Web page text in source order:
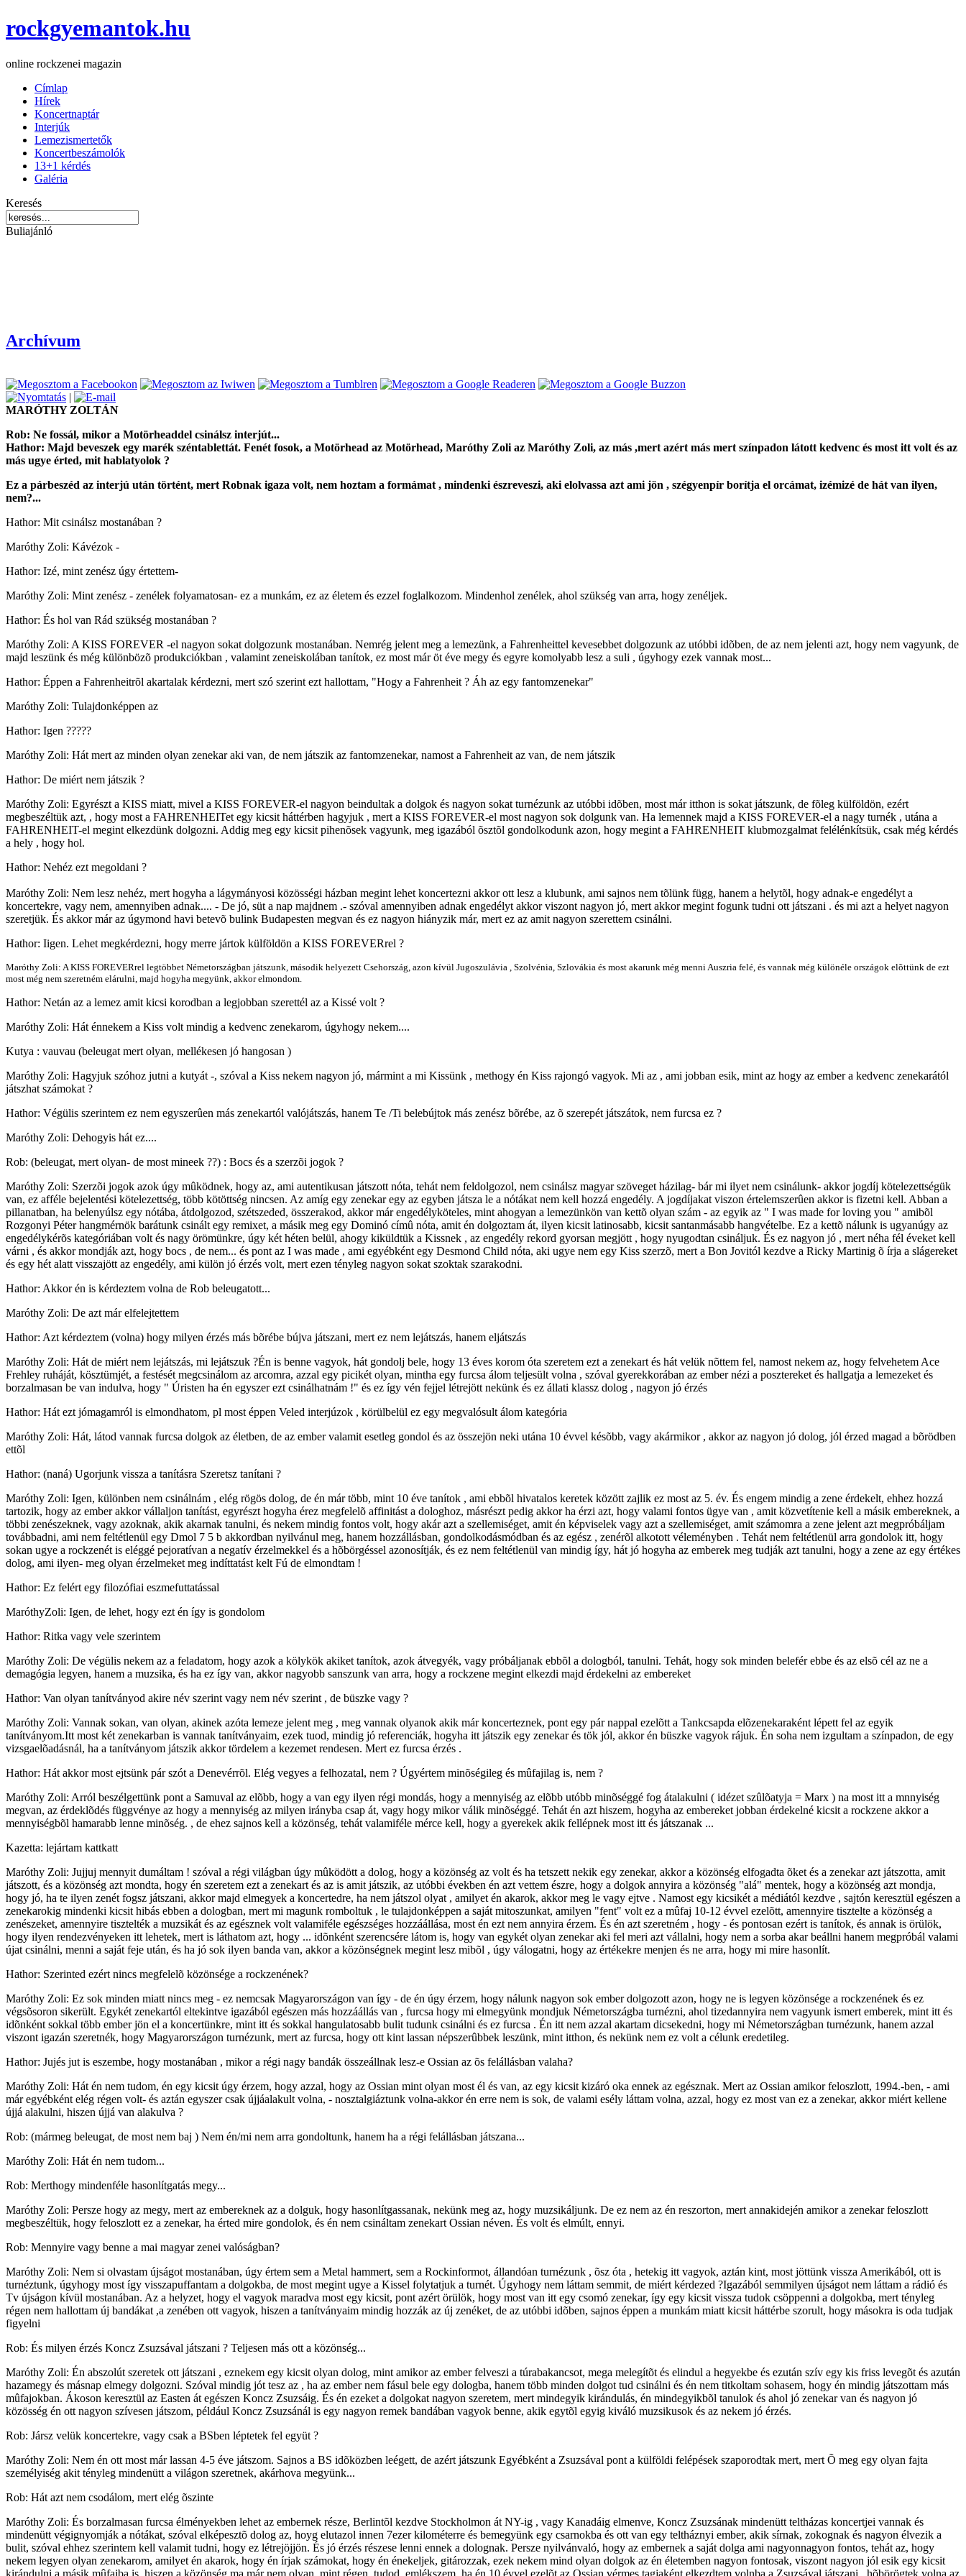
rockgyemantok.hu
online rockzenei magazin
Címlap
Hírek
Koncertnaptár
Interjúk
Lemezismertetők
Koncertbeszámolók
13+1 kérdés
Galéria
Keresés
Buliajánló
Archívum
|
MARÓTHY ZOLTÁN
Rob: Ne fossál, mikor a Motörheaddel csinálsz interjút...
Hathor: Majd beveszek egy marék széntablettát. Fenét fosok, a Motörhead az Motörhead, Maróthy Zoli az Maróthy Zoli, az más ,mert azért más mert színpadon látott kedvenc és most itt volt és az
más ugye érted, mit hablatyolok ?
Ez a párbeszéd az interjú után történt, mert Robnak igaza volt, nem hoztam a formámat , mindenki észreveszi, aki elolvassa azt ami jön , szégyenpír borítja el orcámat, izémizé de hát van ilyen,
nem?...
Hathor: Mit csinálsz mostanában ?
Maróthy Zoli: Kávézok -
Hathor: Izé, mint zenész úgy értettem-
Maróthy Zoli: Mint zenész - zenélek folyamatosan- ez a munkám, ez az életem és ezzel foglalkozom. Mindenhol zenélek, ahol szükség van arra, hogy zenéljek.
Hathor: És hol van Rád szükség mostanában ?
Maróthy Zoli: A KISS FOREVER -el nagyon sokat dolgozunk mostanában. Nemrég jelent meg a lemezünk, a Fahrenheittel kevesebbet dolgozunk az utóbbi idõben, de az nem jelenti azt, hogy nem vagyunk, de
majd leszünk és még különbözõ produkciókban , valamint zeneiskolában tanítok, ez most már öt éve megy és egyre komolyabb lesz a suli , úgyhogy ezek vannak most...
Hathor: Éppen a Fahrenheitrõl akartalak kérdezni, mert szó szerint ezt hallottam, "Hogy a Fahrenheit ? Áh az egy fantomzenekar"
Maróthy Zoli: Tulajdonképpen az
Hathor: Igen ?????
Maróthy Zoli: Hát mert az minden olyan zenekar aki van, de nem játszik az fantomzenekar, namost a Fahrenheit az van, de nem játszik
Hathor: De miért nem játszik ?
Maróthy Zoli: Egyrészt a KISS miatt, mivel a KISS FOREVER-el nagyon beindultak a dolgok és nagyon sokat turnézunk az utóbbi idõben, most már itthon is sokat játszunk, de fõleg külföldön, ezért
megbeszéltük azt, , hogy most a FAHRENHEITet egy kicsit háttérben hagyjuk , mert a KISS FOREVER-el most nagyon sok dolgunk van. Ha lemennek majd a KISS FOREVER-el a nagy turnék , utána a
FAHRENHEIT-el megint elkezdünk dolgozni. Addig meg egy kicsit pihenõsek vagyunk, meg igazából õsztõl gondolkodunk azon, hogy megint a FAHRENHEIT klubmozgalmat felélénkítsük, csak még kérdés
a hely , hogy hol.
Hathor: Nehéz ezt megoldani ?
Maróthy Zoli: Nem lesz nehéz, mert hogyha a lágymányosi közösségi házban megint lehet koncertezni akkor ott lesz a klubunk, ami sajnos nem tõlünk függ, hanem a helytõl, hogy adnak-e engedélyt a
koncertekre, vagy nem, amennyiben adnak.... - De jó, süt a nap majdnem .- szóval amennyiben adnak engedélyt akkor viszont nagyon jó, mert akkor megint fogunk tudni ott játszani . és mi azt a helyet nagyon
szeretjük. És akkor már az úgymond havi betevõ bulink Budapesten megvan és ez nagyon hiányzik már, mert ez az amit nagyon szerettem csinálni.
Hathor: Iigen. Lehet megkérdezni, hogy merre jártok külföldön a KISS FOREVERrel ?
Maróthy Zoli: A KISS FOREVERrel legtöbbet Németországban játszunk, második helyezett Csehország, azon kívül Jugoszulávia , Szolvénia, Szlovákia és most akarunk még menni Auszria felé, és vannak még különéle országok elõttünk de ezt
most még nem szeretném elárulni, majd hogyha megyünk, akkor elmondom.
Hathor: Netán az a lemez amit kicsi korodban a legjobban szerettél az a Kissé volt ?
Maróthy Zoli: Hát énnekem a Kiss volt mindig a kedvenc zenekarom, úgyhogy nekem....
Kutya : vauvau (beleugat mert olyan, mellékesen jó hangosan )
Maróthy Zoli: Hagyjuk szóhoz jutni a kutyát -, szóval a Kiss nekem nagyon jó, mármint a mi Kissünk , methogy én Kiss rajongó vagyok. Mi az , ami jobban esik, mint az hogy az ember a kedvenc zenekarától
játszhat számokat ?
Hathor: Végülis szerintem ez nem egyszerûen más zenekartól valójátszás, hanem Te /Ti belebújtok más zenész bõrébe, az õ szerepét játszátok, nem furcsa ez ?
Maróthy Zoli: Dehogyis hát ez....
Rob: (beleugat, mert olyan- de most mineek ??) : Bocs és a szerzõi jogok ?
Maróthy Zoli: Szerzõi jogok azok úgy mûködnek, hogy az, ami autentikusan játszott nóta, tehát nem feldolgozol, nem csinálsz magyar szöveget házilag- bár mi ilyet nem csinálunk- akkor jogdíj kötelezettségük
van, ez afféle bejelentési kötelezettség, több kötöttség nincsen. Az amíg egy zenekar egy az egyben játsza le a nótákat nem kell hozzá engedély. A jogdíjakat viszon értelemszerûen akkor is fizetni kell. Abban a
pillanatban, ha belenyúlsz egy nótába, átdolgozod, szétszeded, összerakod, akkor már engedélyköteles, mint ahogyan a lemezünkön van kettõ olyan szám - az egyik az " I was made for loving you " amibõl
Rozgonyi Péter hangmérnök barátunk csinált egy remixet, a másik meg egy Dominó címû nóta, amit én dolgoztam át, ilyen kicsit latinosabb, kicsit santanmásabb hangvételbe. Ez a kettõ nálunk is ugyanúgy az
engedélykérõs kategóriában volt és nagy örömünkre, úgy két héten belül, ahogy kiküldtük a Kissnek , az engedély rekord gyorsan megjött , hogy nyugodtan csináljuk. És ez nagyon jó , mert néha fél éveket kell
várni , és akkor mondják azt, hogy bocs , de nem... és pont az I was made , ami egyébként egy Desmond Child nóta, aki ugye nem egy Kiss szerzõ, mert a Bon Jovitól kezdve a Ricky Martinig õ írja a slágereket
és egy hét alatt visszajött az engedély, ami külön jó érzés volt, mert ezen tényleg nagyon sokat szoktak szarakodni.
Hathor: Akkor én is kérdeztem volna de Rob beleugatott...
Maróthy Zoli: De azt már elfelejtettem
Hathor: Azt kérdeztem (volna) hogy milyen érzés más bõrébe bújva játszani, mert ez nem lejátszás, hanem eljátszás
Maróthy Zoli: Hát de miért nem lejátszás, mi lejátszuk ?Én is benne vagyok, hát gondolj bele, hogy 13 éves korom óta szeretem ezt a zenekart és hát velük nõttem fel, namost nekem az, hogy felvehetem Ace
Frehley ruháját, kösztümjét, a festését megcsinálom az arcomra, azzal egy picikét olyan, mintha egy furcsa álom teljesült volna , szóval gyerekkorában az ember nézi a posztereket és hallgatja a lemezeket és
borzalmasan be van indulva, hogy " Úristen ha én egyszer ezt csinálhatnám !" és ez így vén fejjel létrejött nekünk és ez állati klassz dolog , nagyon jó érzés
Hathor: Hát ezt jómagamról is elmondhatom, pl most éppen Veled interjúzok , körülbelül ez egy megvalósult álom kategória
Maróthy Zoli: Hát, látod vannak furcsa dolgok az életben, de az ember valamit esetleg gondol és az összejön neki utána 10 évvel késõbb, vagy akármikor , akkor az nagyon jó dolog, jól érzed magad a bõrödben
ettõl
Hathor: (naná) Ugorjunk vissza a tanításra Szeretsz tanítani ?
Maróthy Zoli: Igen, különben nem csinálnám , elég rögös dolog, de én már több, mint 10 éve tanítok , ami ebbõl hivatalos keretek között zajlik ez most az 5. év. És engem mindig a zene érdekelt, ehhez hozzá
tartozik, hogy az ember akkor vállaljon tanítást, egyrészt hogyha érez megfelelõ affinitást a dologhoz, másrészt pedig akkor ha érzi azt, hogy valami fontos ügye van , amit közvetítenie kell a másik embereknek, a
többi zenészeknek, vagy azoknak, akik akarnak tanulni, és nekem mindig fontos volt, hogy akár azt a szellemiséget, amit én képviselek vagy azt a szellemiséget, amit számomra a zene jelent azt megpróbáljam
továbbadni, ami nem feltétlenül egy Dmol 7 5 b akkordban nyilvánul meg, hanem hozzállásban, gondolkodásmódban és az egész , zenérõl alkotott véleményben . Tehát nem feltétlenül arra gondolok itt, hogy
sokan ugye a rockzenét is eléggé pejoratívan a negatív érzelmekkel és a hõbörgéssel azonosítják, és ez nem feltétlenül van mindig így, hát jó hogyha az emberek meg tudják azt tanulni, hogy a zene az egy értékes
dolog, ami ilyen- meg olyan érzelmeket meg indíttatást kelt Fú de elmondtam !
Hathor: Ez felért egy filozófiai eszmefuttatással
MaróthyZoli: Igen, de lehet, hogy ezt én így is gondolom
Hathor: Ritka vagy vele szerintem
Maróthy Zoli: De végülis nekem az a feladatom, hogy azok a kölykök akiket tanítok, azok átvegyék, vagy próbáljanak ebbõl a dologból, tanulni. Tehát, hogy sok minden belefér ebbe és az elsõ cél az ne a
demagógia legyen, hanem a muzsika, és ha ez így van, akkor nagyobb sanszunk van arra, hogy a rockzene megint elkezdi majd érdekelni az embereket
Hathor: Van olyan tanítványod akire név szerint vagy nem név szerint , de büszke vagy ?
Maróthy Zoli: Vannak sokan, van olyan, akinek azóta lemeze jelent meg , meg vannak olyanok akik már koncerteznek, pont egy pár nappal ezelõtt a Tankcsapda elõzenekaraként lépett fel az egyik
tanítványom.Itt most két zenekarban is vannak tanítványaim, ezek tuod, mindig jó referenciák, hogyha itt játszik egy zenekar és tök jól, akkor én büszke vagyok rájuk. Én soha nem izgultam a színpadon, de egy
vizsgaelõadásnál, ha a tanítványom játszik akkor tördelem a kezemet rendesen. Mert ez furcsa érzés .
Hathor: Hát akkor most ejtsünk pár szót a Denevérrõl. Elég vegyes a felhozatal, nem ? Úgyértem minõségileg és mûfajilag is, nem ?
Maróthy Zoli: Arról beszélgettünk pont a Samuval az elõbb, hogy a van egy ilyen régi mondás, hogy a mennyiség az elõbb utóbb minõséggé fog átalakulni ( idézet szûlõatyja = Marx ) na most itt a mnnyiség
megvan, az érdeklõdés függvénye az hogy a mennyiség az milyen irányba csap át, vagy hogy mikor válik minõséggé. Tehát én azt hiszem, hogyha az embereket jobban érdekelné kicsit a rockzene akkor a
mennyiségbõl hamarabb lenne minõség. , de ehez sajnos kell a közönség, tehát valamiféle mérce kell, hogy a gyerekek akik fellépnek most itt és játszanak ...
Kazetta: lejártam kattkatt
Maróthy Zoli: Jujjuj mennyit dumáltam ! szóval a régi világban úgy mûködött a dolog, hogy a közönség az volt és ha tetszett nekik egy zenekar, akkor a közönség elfogadta õket és a zenekar azt játszotta, amit
játszott, és a közönség azt mondta, hogy én szeretem ezt a zenekart és az is amit játszik, az utóbbi években én azt vettem észre, hogy a dolgok annyira a közönség "alá" mentek, hogy a közönség azt mondja,
hogy jó, ha te ilyen zenét fogsz játszani, akkor majd elmegyek a koncertedre, ha nem játszol olyat , amilyet én akarok, akkor meg le vagy ejtve . Namost egy kicsikét a médiától kezdve , sajtón keresztül egészen a
zenekarokig mindenki kicsit hibás ebben a dologban, mert mi magunk romboltuk , le tulajdonképpen a saját mitoszunkat, amilyen "fent" volt ez a mûfaj 10-12 évvel ezelõtt, amennyire tisztelte a közönség a
zenészeket, amennyire tisztelték a muzsikát és az egésznek volt valamiféle egészséges hozzáállása, most én ezt nem annyira érzem. És én azt szeretném , hogy - és pontosan ezért is tanítok, és annak is örülök,
hogy ilyen rendezvényeken itt lehetek, mert is láthatom azt, hogy ... idõnként szerencsére látom is, hogy van egykét olyan zenekar aki fel meri azt vállalni, hogy nem a sorba akar beállni hanem megpróbál valami
újat csinálni, menni a saját feje után, és ha jó sok ilyen banda van, akkor a közönségnek megint lesz mibõl , úgy válogatni, hogy az értékekre menjen és ne arra, hogy mi mire hasonlít.
Hathor: Szerinted ezért nincs megfelelõ közönsége a rockzenének?
Maróthy Zoli: Ez sok minden miatt nincs meg - ez nemcsak Magyarországon van így - de én úgy érzem, hogy nálunk nagyon sok ember dolgozott azon, hogy ne is legyen közönsége a rockzenének és ez
végsõsoron sikerült. Egykét zenekartól eltekintve igazából egészen más hozzáállás van , furcsa hogy mi elmegyünk mondjuk Németországba turnézni, ahol tizedannyira nem vagyunk ismert emberek, mint itt és
idõnként sokkal több ember jön el a koncertünkre, mint itt és sokkal hangulatosabb bulit tudunk csinálni és ez furcsa . Én itt nem azzal akartam dicsekedni, hogy mi Németországban turnézunk, hanem azzal
viszont igazán szeretnék, hogy Magyarországon turnézunk, mert az furcsa, hogy ott kint lassan népszerûbbek leszünk, mint itthon, és nekünk nem ez volt a célunk eredetileg.
Hathor: Jujés jut is eszembe, hogy mostanában , mikor a régi nagy bandák összeállnak lesz-e Ossian az õs felállásban valaha?
Maróthy Zoli: Hát én nem tudom, én egy kicsit úgy érzem, hogy azzal, hogy az Ossian mint olyan most él és van, az egy kicsit kizáró oka ennek az egésznak. Mert az Ossian amikor feloszlott, 1994.-ben, - ami
már egyébként elég régen volt- és aztán egyszer csak újjáalakult volna, - nosztalgiáztunk volna-akkor én erre nem is sok, de valami esély láttam volna, azzal, hogy ez most van ez a zenekar, akkor miért kellene
újjá alakulni, hiszen újjá van alakulva ?
Rob: (mármeg beleugat, de most nem baj ) Nem én/mi nem arra gondoltunk, hanem ha a régi felállásban játszana...
Maróthy Zoli: Hát én nem tudom...
Rob: Merthogy mindenféle hasonlítgatás megy...
Maróthy Zoli: Persze hogy az megy, mert az embereknek az a dolguk, hogy hasonlítgassanak, nekünk meg az, hogy muzsikáljunk. De ez nem az én reszorton, mert annakidején amikor a zenekar feloszlott
megbeszéltük, hogy feloszlott ez a zenekar, ha érted mire gondolok, és én nem csináltam zenekart Ossian néven. És volt és elmúlt, ennyi.
Rob: Mennyire vagy benne a mai magyar zenei valóságban?
Maróthy Zoli: Nem si olvastam újságot mostanában, úgy értem sem a Metal hammert, sem a Rockinformot, állandóan turnézunk , õsz óta , hetekig itt vagyok, aztán kint, most jöttünk vissza Amerikából, ott is
turnéztunk, úgyhogy most így visszapuffantam a dolgokba, de most megint ugye a Kissel folytatjuk a turnét. Úgyhogy nem láttam semmit, de miért kérdezed ?Igazából semmilyen újságot nem láttam a rádió és
Tv újságon kívül mostanában. Az a helyzet, hogy el vagyok maradva most egy kicsit, pont azért örülök, hogy most van itt egy csomó zenekar, így egy kicsit vissza tudok csöppenni a dolgokba, mert tényleg
régen nem hallottam új bandákat ,a zenében ott vagyok, hiszen a tanítványaim mindig hozzák az új zenéket, de az utóbbi idõben, sajnos éppen a munkám miatt kicsit háttérbe szorult, hogy másokra is oda tudjak
figyelni
Rob: És milyen érzés Koncz Zsuzsával játszani ? Teljesen más ott a közönség...
Maróthy Zoli: Én abszolút szeretek ott játszani , eznekem egy kicsit olyan dolog, mint amikor az ember felveszi a túrabakancsot, mega melegítõt és elindul a hegyekbe és ezután szív egy kis friss levegõt és azután
hazamegy és másnap elmegy dolgozni. Szóval mindig jót tesz az , ha az ember nem fásul bele egy dologba, hanem több minden dolgot tud csinálni és én nem titkoltam sohasem, hogy én mindig játszottam más
mûfajokban. Ákoson keresztül az Easten át egészen Koncz Zsuzsáig. És én ezeket a dolgokat nagyon szeretem, mert mindegyik kirándulás, én mindegyikbõl tanulok és ahol jó zenekar van és nagyon jó
közösség én ott nagyon szívesen játszom, például Koncz Zsuzsánál is egy nagyon remek bandában vagyok benne, akik egytõl egyig kiváló muzsikusok és az nekem jó érzés.
Rob: Jársz velük koncertekre, vagy csak a BSben léptetek fel együt ?
Maróthy Zoli: Nem én ott most már lassan 4-5 éve játszom. Sajnos a BS idõközben leégett, de azért játszunk Egyébként a Zsuzsával pont a külföldi felépések szaporodtak mert, mert Õ meg egy olyan fajta
személyiség akit tényleg mindenütt a világon szeretnek, akárhova megyünk...
Rob: Hát azt nem csodálom, mert elég õszinte
Maróthy Zoli: És borzalmasan furcsa élményekben lehet az embernek része, Berlintõl kezdve Stockholmon át NY-ig , vagy Kanadáig elmenve, Koncz Zsuzsának mindenütt teltházas koncertjei vannak és
mindenütt végignyomják a nótákat, szóval elképesztõ dolog az, hoyg elutazol innen 7ezer kilométerre és bemegyünk egy csarnokba és ott van egy teltháznyi ember, akik sírnak, zokognak és nagyon élvezik a
bulit, szóval ehhez szerintem kell valamit tudni, hogy ez létrejöjjön. És jó érzés részese lenni ennek a dolognak. Persze nyilvánvaló, hogy az embernek a saját dolga ami nagyonnagyon fontos, tehát az, hogy
nekem legyen olyan zenekarom, amilyet én akarok, hogy én írjak számokat, hogy én énekeljek, gitározzak, ezek nekem mind olyan dolgok az én életemben nagyon fontosak, viszont nagyon jól esik egy kicsit
kirándulni a másik mûfajba is, hiszen a közönség ma már nem olyan, mint régen, tudod, emlékszem, ha én 10 évvel ezelõt az Ossian vérmes tagjaként elkezdtem volnba a Zsuzsával játszani , hõbörögtek volna az